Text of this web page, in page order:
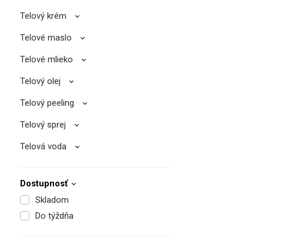
Telový krém
Telové maslo
Telové mlieko
Telový olej
Telový peeling
Telový sprej
Telová voda
Dostupnosť
Skladom
Do týždňa